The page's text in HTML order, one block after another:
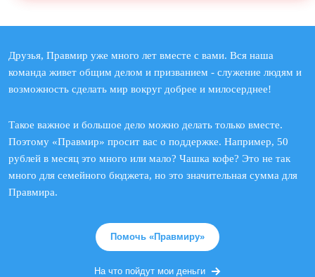
Друзья, Правмир уже много лет вместе с вами. Вся наша
команда живет общим делом и призванием - служение людям и
возможность сделать мир вокруг добрее и милосерднее!
Такое важное и большое дело можно делать только вместе.
Поэтому «Правмир» просит вас о поддержке. Например, 50
рублей в месяц это много или мало? Чашка кофе? Это не так
много для семейного бюджета, но это значительная сумма для
Правмира.
Помочь «Правмиру»
На что пойдут мои деньги